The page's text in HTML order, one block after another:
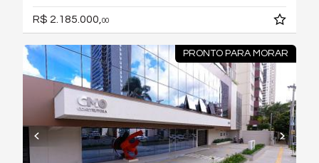
R$ 2.185.000, 00
PRONTO PARA MORAR